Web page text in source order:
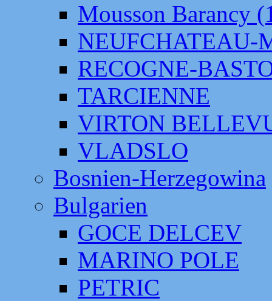
Mousson Barancy
NEUFCHATEAU-
RECOGNE-
TARCIENNE
VIRTON
VLADSLO
Bosnien-Herzegowina
Bulgarien
GOCE DELCEV
MARINO POLE
PETRIC